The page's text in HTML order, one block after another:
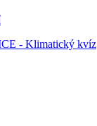
- Klimatický kvíz